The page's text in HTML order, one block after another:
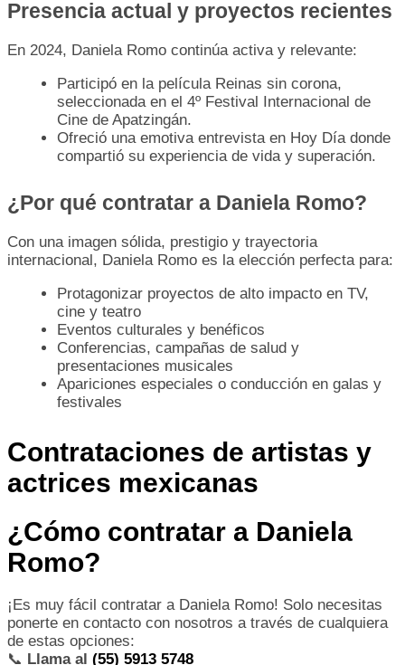
Presencia actual y proyectos recientes
En 2024, Daniela Romo continúa activa y relevante:
Participó en la película Reinas sin corona,
seleccionada en el 4º Festival Internacional de
Cine de Apatzingán.
Ofreció una emotiva entrevista en Hoy Día donde
compartió su experiencia de vida y superación.
¿Por qué contratar a Daniela Romo?
Con una imagen sólida, prestigio y trayectoria
internacional, Daniela Romo es la elección perfecta para:
Protagonizar proyectos de alto impacto en TV,
cine y teatro
Eventos culturales y benéficos
Conferencias, campañas de salud y
presentaciones musicales
Apariciones especiales o conducción en galas y
festivales
Contrataciones de artistas y
actrices mexicanas
¿Cómo contratar a Daniela
Romo?
¡Es muy fácil contratar a Daniela Romo! Solo necesitas
ponerte en contacto con nosotros a través de cualquiera
de estas opciones:
📞 Llama al (55) 5913 5748